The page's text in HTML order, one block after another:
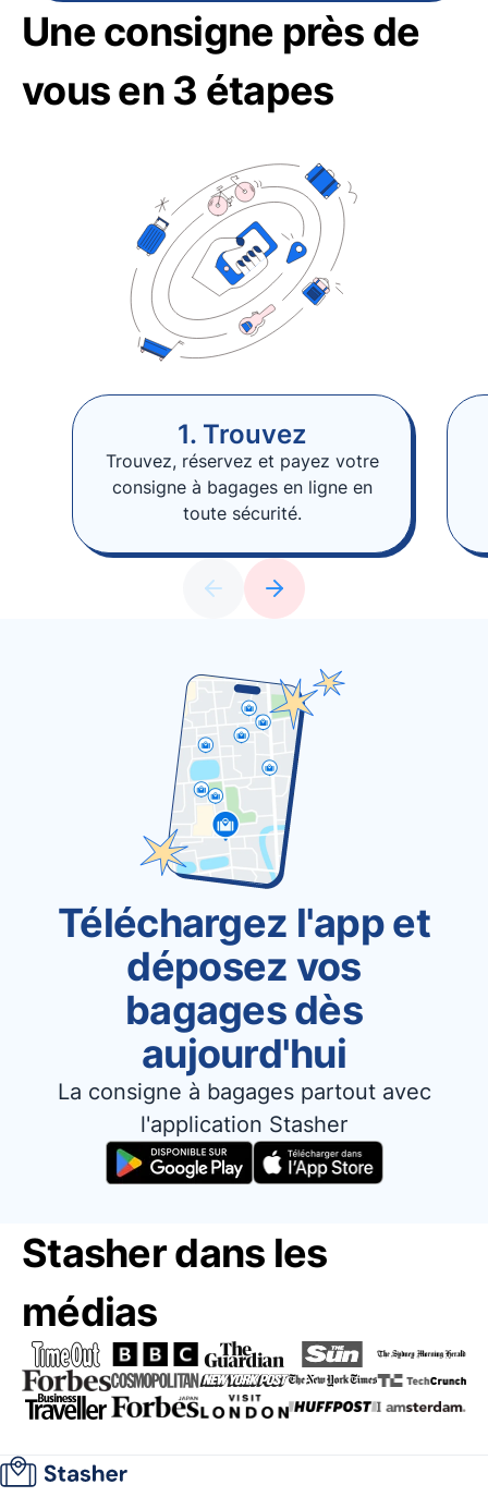
Une consigne près de
vous en 3 étapes
1. Trouvez
Trouvez, réservez et payez votre
consigne à bagages en ligne en
toute sécurité.
Téléchargez l'app et
déposez vos
bagages dès
aujourd'hui
La consigne à bagages partout avec
l'application Stasher
Stasher dans les
médias